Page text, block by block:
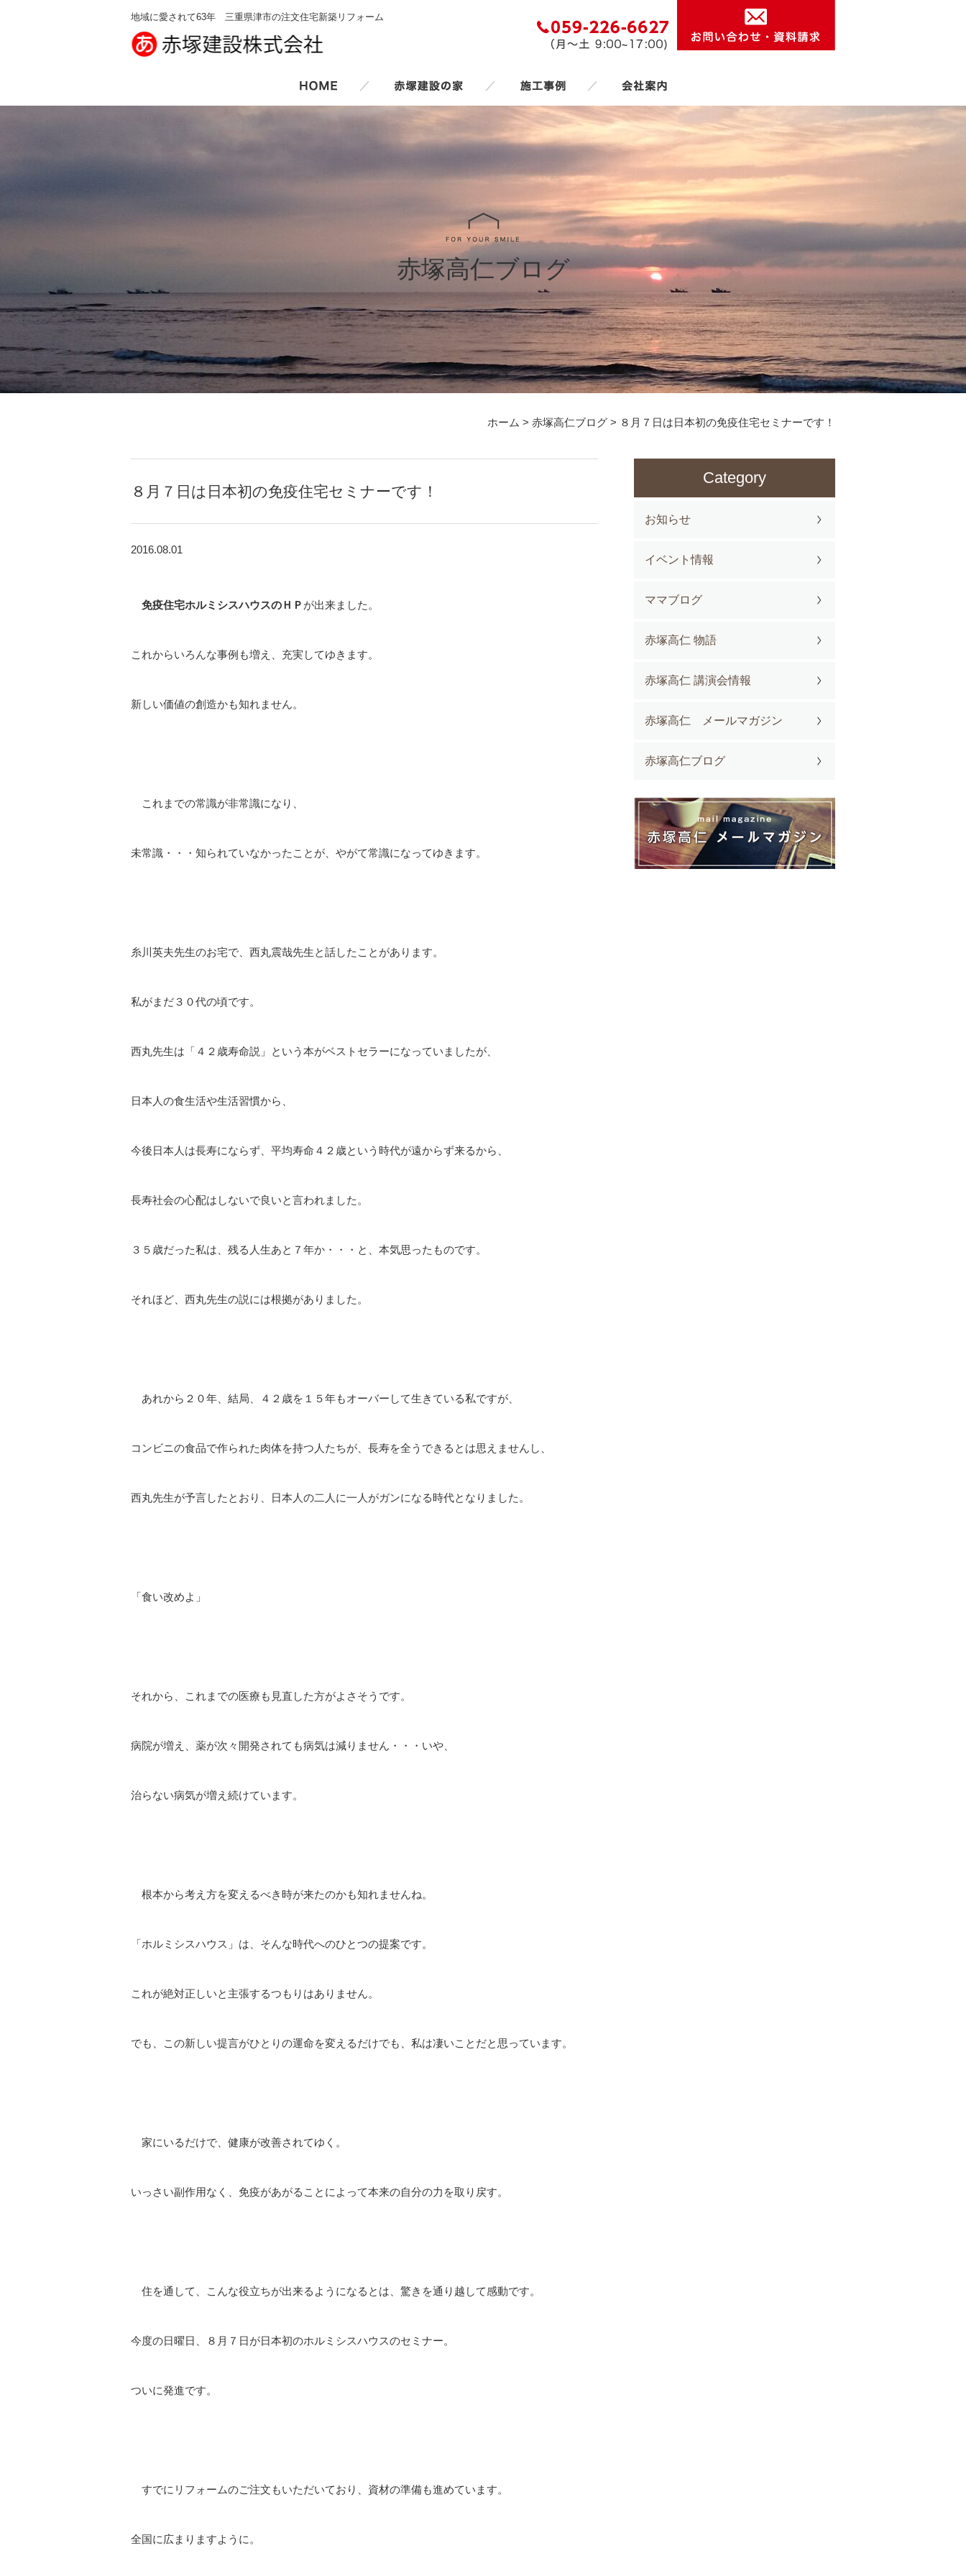
地域に愛されて63年 三重県津市の注文住宅新築リフォーム
／ ／ ／
赤塚高仁ブログ
ホーム > 赤塚高仁ブログ > ８月７日は日本初の免疫住宅セミナーです！
８月７日は日本初の免疫住宅セミナーです！
2016.08.01
免疫住宅ホルミシスハウスのＨＰ が出来ました。
これからいろんな事例も増え、充実してゆきます。
新しい価値の創造かも知れません。
これまでの常識が非常識になり、
未常識・・・知られていなかったことが、やがて常識になってゆきます。
糸川英夫先生のお宅で、西丸震哉先生と話したことがあります。
私がまだ３０代の頃です。
西丸先生は「４２歳寿命説」という本がベストセラーになっていましたが、
日本人の食生活や生活習慣から、
今後日本人は長寿にならず、平均寿命４２歳という時代が遠からず来るから、
長寿社会の心配はしないで良いと言われました。
３５歳だった私は、残る人生あと７年か・・・と、本気思ったものです。
それほど、西丸先生の説には根拠がありました。
あれから２０年、結局、４２歳を１５年もオーバーして生きている私ですが、
コンビニの食品で作られた肉体を持つ人たちが、長寿を全うできるとは思えませんし、
西丸先生が予言したとおり、日本人の二人に一人がガンになる時代となりました。
「食い改めよ」
それから、これまでの医療も見直した方がよさそうです。
病院が増え、薬が次々開発されても病気は減りません・・・いや、
治らない病気が増え続けています。
根本から考え方を変えるべき時が来たのかも知れませんね。
「ホルミシスハウス」は、そんな時代へのひとつの提案です。
これが絶対正しいと主張するつもりはありません。
でも、この新しい提言がひとりの運命を変えるだけでも、私は凄いことだと思っています。
家にいるだけで、健康が改善されてゆく。
いっさい副作用なく、免疫があがることによって本来の自分の力を取り戻す。
住を通して、こんな役立ちが出来るようになるとは、驚きを通り越して感動です。
今度の日曜日、８月７日が日本初のホルミシスハウスのセミナー。
ついに発進です。
すでにリフォームのご注文もいただいており、資材の準備も進めています。
全国に広まりますように。
Category
お知らせ
イベント情報
ママブログ
赤塚高仁 物語
赤塚高仁 講演会情報
赤塚高仁 メールマガジン
赤塚高仁ブログ